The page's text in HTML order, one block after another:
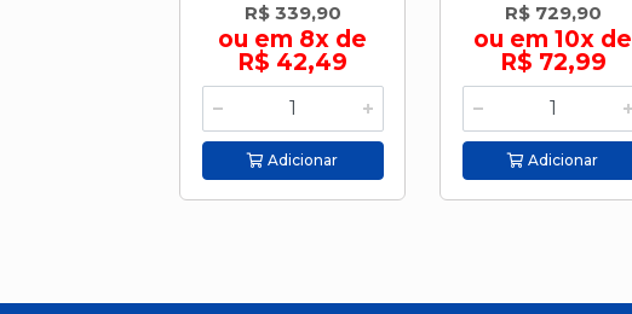
R$ 339,90
ou em 8x de
R$ 42,49
Adicionar
R$ 729,90
ou em 10x de
R$ 72,99
Adicionar